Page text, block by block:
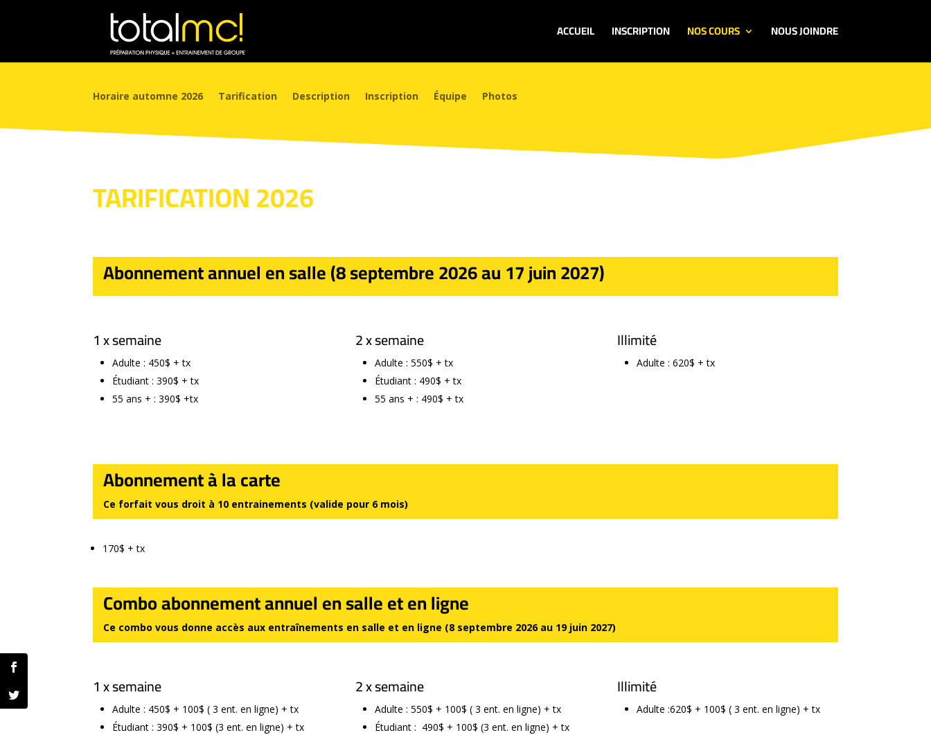
ACCUEIL INSCRIPTION NOS COURS NOUS JOINDRE
Horaire automne 2026 Tarification Description Inscription Équipe Photos
TARIFICATION 2026
Abonnement annuel en salle (8 septembre 2026 au 17 juin 2027)
1 x semaine
Adulte : 450$ + tx
Étudiant : 390$ + tx
55 ans + : 390$ +tx
2 x semaine
Adulte : 550$ + tx
Étudiant : 490$ + tx
55 ans + : 490$ + tx
Illimité
Adulte : 620$ + tx
Abonnement à la carte
Ce forfait vous droit à 10 entrainements (valide pour 6 mois)
170$ + tx
Combo abonnement annuel en salle et en ligne
Ce combo vous donne accès aux entraînements en salle et en ligne (8 septembre 2026 au 19 juin 2027)
1 x semaine
Adulte : 450$ + 100$ ( 3 ent. en ligne) + tx
Étudiant : 390$ + 100$ (3 ent. en ligne) + tx
2 x semaine
Adulte : 550$ + 100$ ( 3 ent. en ligne) + tx
Étudiant : 490$ + 100$ (3 ent. en ligne) + tx
Illimité
Adulte :620$ + 100$ ( 3 ent. en ligne) + tx